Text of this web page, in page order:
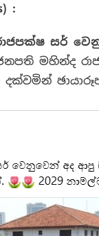
:
සර්
මහින්ද